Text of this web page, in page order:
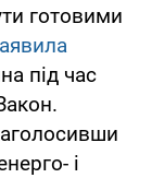
готовими
під час
і